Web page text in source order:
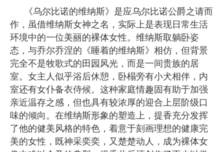
《乌尔比诺的维纳斯》是应乌尔比诺公爵之请而
作，虽借维纳斯女神之名，实际上是表现日常生活
环境中的一位美丽的裸体女性。维纳斯取躺卧姿
态，与乔尔乔涅的《睡着的维纳斯》相仿，但背景
完全不是牧歌式的田园风光，而是一间贵族的居
室。女主人似乎浴后休憩，卧榻旁有小犬相伴，内
室还有女仆备衣侍候。这种家庭情趣固有助于加强
亲近温存之感，但也具有较浓厚的迎合上层阶级口
味的倾向。在维纳斯形象的塑造上，提香充分发挥
了他的健美风格的特色，着意于刻画理想的健康完
美的女性，既神采奕奕，又楚楚动人，成为裸体女